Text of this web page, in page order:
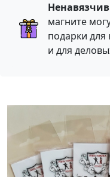
магните
подарки для
и для